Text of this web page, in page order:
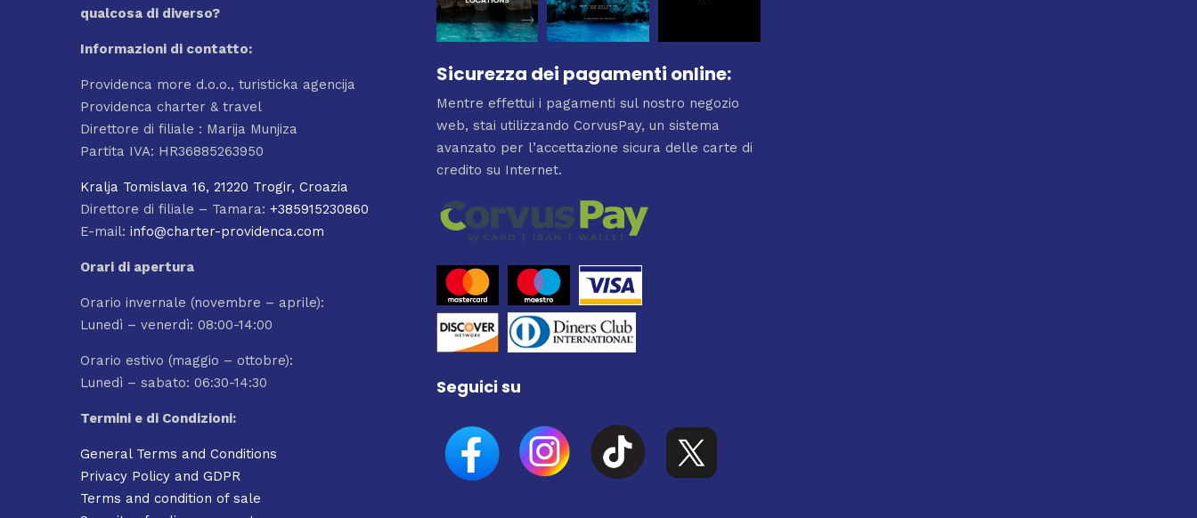
qualcosa di diverso?
Informazioni di contatto:
Providenca more d.o.o., turisticka agencija
Providenca charter & travel
Direttore di filiale : Marija Munjiza
Partita IVA: HR36885263950
Kralja Tomislava 16, 21220 Trogir, Croazia
Direttore di filiale – Tamara: +385915230860
E-mail: info@charter-providenca.com
Orari di apertura
Orario invernale (novembre – aprile):
Lunedì – venerdì: 08:00-14:00
Orario estivo (maggio – ottobre):
Lunedì – sabato: 06:30-14:30
Termini e di Condizioni:
General Terms and Conditions
Privacy Policy and GDPR
Terms and condition of sale
Sicurezza dei pagamenti online:
Mentre effettui i pagamenti sul nostro negozio
web, stai utilizzando CorvusPay, un sistema
avanzato per l’accettazione sicura delle carte di
credito su Internet.
Seguici su